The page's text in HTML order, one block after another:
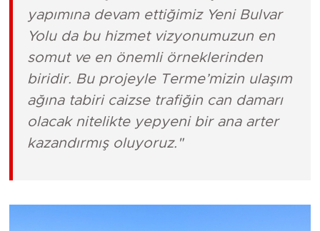
yapımına devam ettiğimiz Yeni Bulvar
Yolu da bu hizmet vizyonumuzun en
somut ve en önemli örneklerinden
biridir. Bu projeyle Terme’mizin ulaşım
ağına tabiri caizse trafiğin can damarı
olacak nitelikte yepyeni bir ana arter
kazandırmış oluyoruz."